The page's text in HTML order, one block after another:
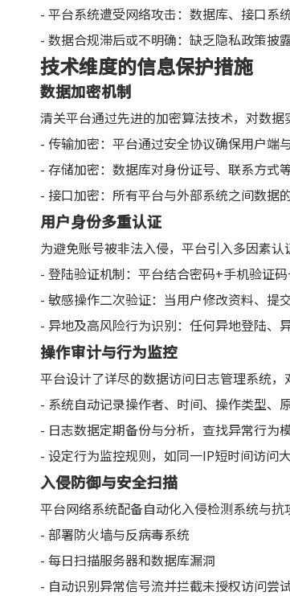
- 平台系统遭受网络攻击：数据库、接口系
- 数据合规滞后或不明确：缺乏隐私政策披
技术维度的信息保护措施
数据加密机制
清关平台通过先进的加密算法技术，对数据
- 传输加密：平台通过安全协议确保用户端
- 存储加密：数据库对身份证号、联系方式
- 接口加密：所有平台与外部系统之间数据
用户身份多重认证
为避免账号被非法入侵，平台引入多因素认
- 登陆验证机制：平台结合密码+手机验证
- 敏感操作二次验证：当用户修改资料、提
- 异地及高风险行为识别：任何异地登陆、
操作审计与行为监控
平台设计了详尽的数据访问日志管理系统
- 系统自动记录操作者、时间、操作类型、
- 日志数据定期备份与分析，查找异常行为
- 设定行为监控规则，如同一IP短时间访问
入侵防御与安全扫描
平台网络系统配备自动化入侵检测系统与抗
- 部署防火墙与反病毒系统
- 每日扫描服务器和数据库漏洞
- 自动识别异常信号流并拦截未授权访问尝